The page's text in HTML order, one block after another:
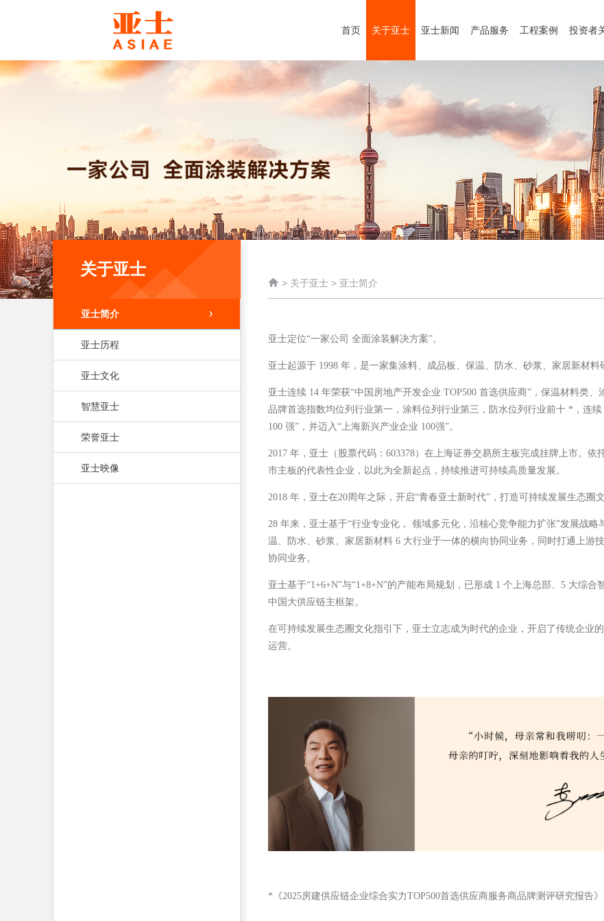
首页 关于亚士 亚士新闻 产品服务 工程案例 投资者
关于亚士
亚士简介
亚士历程
亚士文化
智慧亚士
荣誉亚士
亚士映像
 > 关于亚士 > 亚士简介
亚士定位“一家公司 全面涂装解决方案”。
亚士起源于 1998 年，是一家集涂料、成品板、保温、防水、砂浆、家居新材料
亚士连续 14 年荣获“中国房地产开发企业 TOP500 首选供应商”，保温材料类
品牌首选指数均位列行业第一，涂料位列行业第三，防水位列行业前十 *，连
100 强”，并迈入“上海新兴产业企业 100强”。
2017 年，亚士（股票代码：603378）在上海证券交易所主板完成挂牌上市。
市主板的代表性企业，以此为全新起点，持续推进可持续高质量发展。
2018 年，亚士在20周年之际，开启“青春亚士新时代”，打造可持续发展生态圈
28 年来，亚士基于“行业专业化， 领域多元化，沿核心竞争能力扩张”发展战
温、防水、砂浆、家居新材料 6 大行业于一体的横向协同业务，同时打通上游
协同业务。
亚士基于“1+6+N”与“1+8+N”的产能布局规划，已形成 1 个上海总部、5 大综
中国大供应链主框架。
在可持续发展生态圈文化指引下，亚士立志成为时代的企业，开启了传统企业
运营。
*《2025房建供应链企业综合实力TOP500首选供应商服务商品牌测评研究报告》